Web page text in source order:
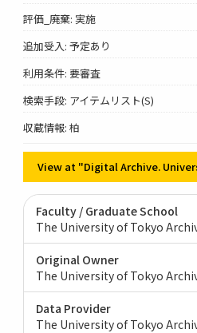
評価_廃棄: 実施
追加受入: 予定あり
利用条件: 要審査
検索手段: アイテムリスト(S)
収蔵情報: 柏
View at "Digital Archive.
Faculty / Graduate School
The University of Tokyo
Original Owner
The University of Tokyo
Data Provider
The University of Tokyo